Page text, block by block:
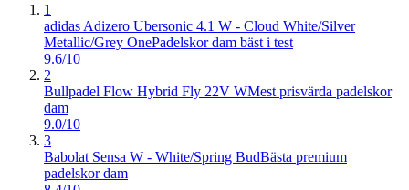
1
adidas Adizero Ubersonic 4.1 W - Cloud White/Silver
Metallic/Grey OnePadelskor dam bäst i test
9.6/10
2
Bullpadel Flow Hybrid Fly 22V WMest prisvärda padelskor
dam
9.0/10
3
Babolat Sensa W - White/Spring BudBästa premium
padelskor dam